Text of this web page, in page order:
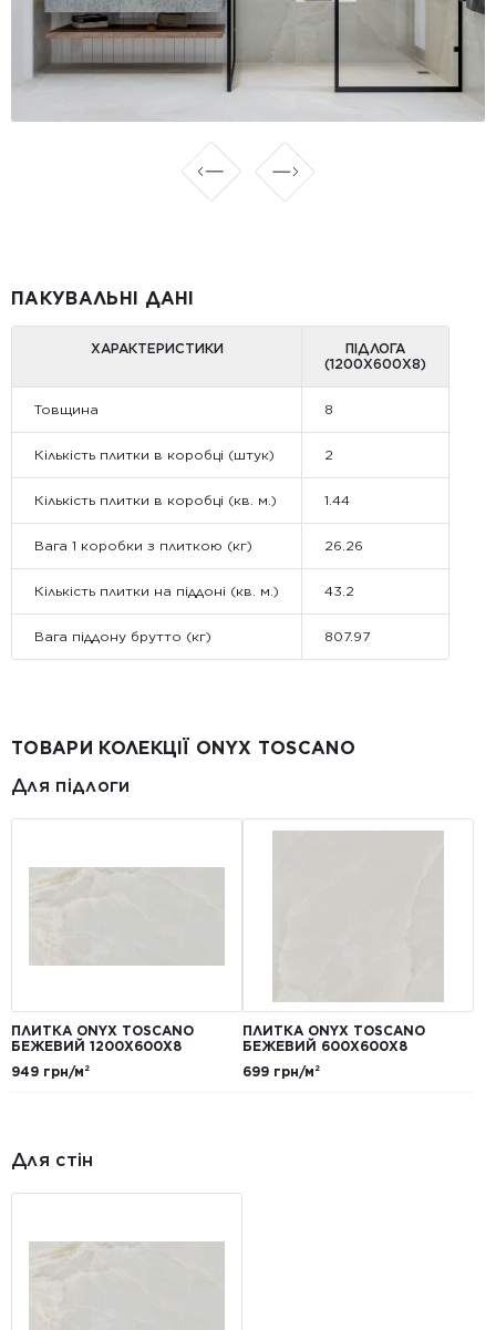
ПАКУВАЛЬНІ ДАНІ
ХАРАКТЕРИСТИКИ
ПІДЛОГА
(1200Х600Х8)
Товщина 8
Кількість плитки в коробці (штук) 2
Кількість плитки в коробці (кв. м.) 1.44
Вага 1 коробки з плиткою (кг) 26.26
Кількість плитки на піддоні (кв. м.) 43.2
Вага піддону брутто (кг) 807.97
ТОВАРИ КОЛЕКЦІЇ ONYX TOSCANO
Для підлоги
ПЛИТКА ONYX TOSCANO
БЕЖЕВИЙ 1200Х600Х8
949 грн/м²
ПЛИТКА ONYX TOSCANO
БЕЖЕВИЙ 600Х600Х8
699 грн/м²
Для стін